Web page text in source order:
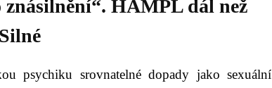
HAMPL dál než
psychiku srovnatelné dopady jako sexuální